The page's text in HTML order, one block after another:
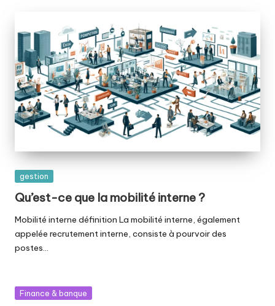
Posted
gestion
Qu’est-ce que la mobilité interne ?
Mobilité interne définition La mobilité interne, également
appelée recrutement interne, consiste à pourvoir des
postes…
Posted
Finance & banque